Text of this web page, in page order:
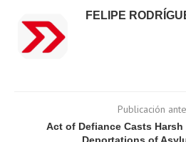
FELIPE
Publicación
Act of Defiance Casts Harsh